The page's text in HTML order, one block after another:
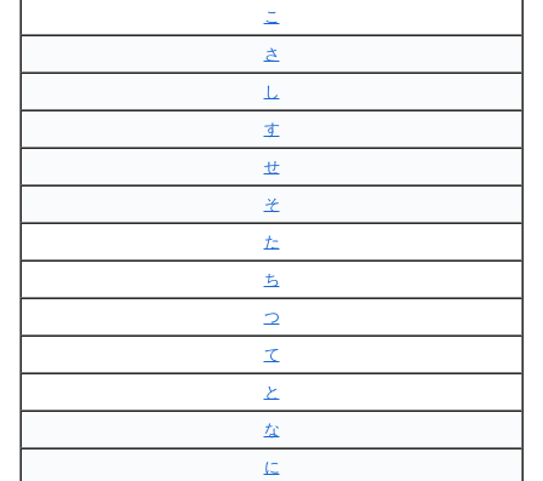
こ
さ
し
す
せ
そ
た
ち
つ
て
と
な
に